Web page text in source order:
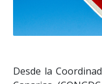
Desde la